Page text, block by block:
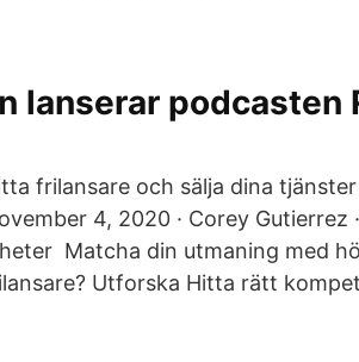
lanserar podcasten
frilansare och sälja dina
4, 2020 · Corey Gutierrez
Matcha din utmaning med
Utforska Hitta rätt